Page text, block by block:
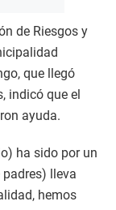
de Riesgos y
que llegó
indicó que el
ayuda.
ha sido por un
lleva
hemos